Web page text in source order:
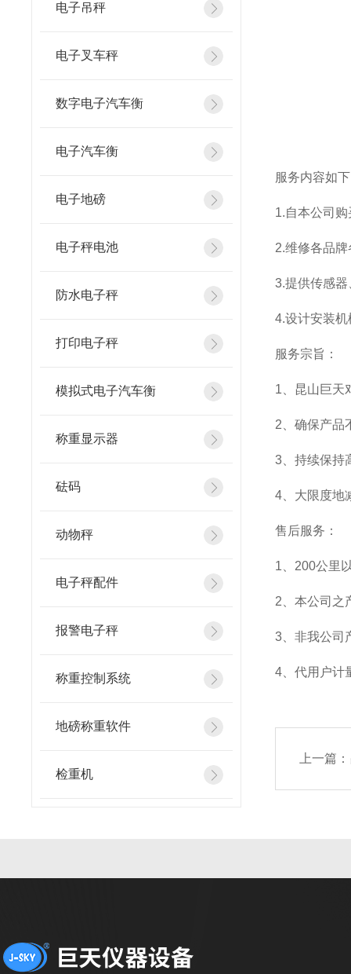
电子吊秤
电子叉车秤
数字电子汽车衡
电子汽车衡
电子地磅
电子秤电池
防水电子秤
打印电子秤
模拟式电子汽车衡
称重显示器
砝码
动物秤
电子秤配件
报警电子秤
称重控制系统
地磅称重软件
检重机
服务内容如
1.自本公司
2.维修各品
3.提供传感
4.设计安装
服务宗旨：
1 、昆山巨
2 、确保产
3 、持续保
4 、大限度
售后服务：
1 、200公里
2 、本公司
3 、非我公
4 、代用户
上一篇：